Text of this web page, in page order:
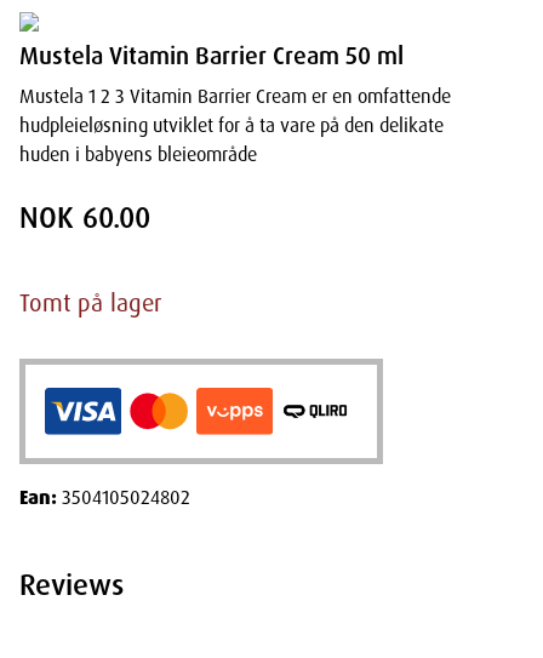
Mustela Vitamin Barrier Cream 50 ml
Mustela 1 2 3 Vitamin Barrier Cream er en omfattende
hudpleieløsning utviklet for å ta vare på den delikate
huden i babyens bleieområde
NOK 60.00
Tomt på lager
Ean:3504105024802
Reviews